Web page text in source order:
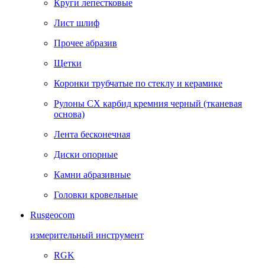
Круги лепестковые
Лист шлиф
Прочее абразив
Щетки
Коронки трубчатые по стеклу и керамике
Рулоны CX карбид кремния черный (тканевая
основа)
Лента бесконечная
Диски опорные
Камни абразивные
Головки кровельные
Rusgeocom
измерительный инструмент
RGK